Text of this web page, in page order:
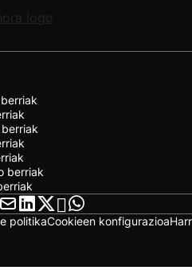
berriak
politikaCookieen konfigurazioa